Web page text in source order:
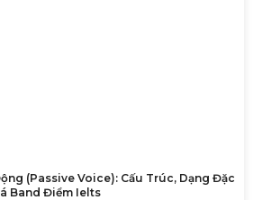
(Passive Voice): Cấu Trúc, Dạng Đặc
Band Điểm Ielts